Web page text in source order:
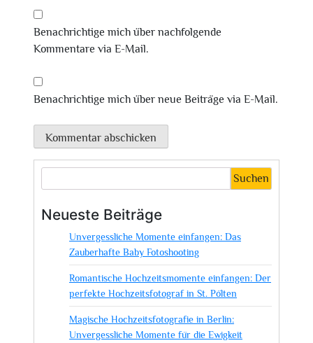
Benachrichtige mich über nachfolgende
Kommentare via E-Mail.
Benachrichtige mich über neue Beiträge via E-Mail.
Suchen
Neueste Beiträge
Unvergessliche Momente einfangen: Das
Zauberhafte Baby Fotoshooting
Romantische Hochzeitsmomente einfangen: Der
perfekte Hochzeitsfotograf in St. Pölten
Magische Hochzeitsfotografie in Berlin:
Unvergessliche Momente für die Ewigkeit